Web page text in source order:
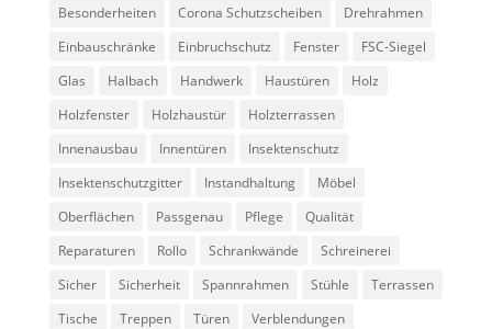
Besonderheiten Corona Schutzscheiben
Drehrahmen
Einbauschränke
Einbruchschutz Fenster
FSC-Siegel
Glas
Halbach Handwerk Haustüren
Holz
Holzfenster
Holzhaustür
Holzterrassen
Innenausbau
Innentüren
Insektenschutz
Insektenschutzgitter
Instandhaltung
Möbel
Oberflächen
Passgenau Pflege
Qualität
Reparaturen
Rollo Schrankwände
Schreinerei
Sicher
Sicherheit Spannrahmen Stühle
Terrassen
Tische
Treppen Türen
Verblendungen